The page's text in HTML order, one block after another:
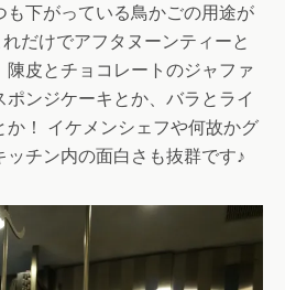
も下がっている鳥かごの用途が
だけでアフタヌーンティーと
陳皮とチョコレートのジャファ
ンジケーキとか、バラとライ
か！ イケメンシェフや何故かグ
チン内の面白さも抜群です♪